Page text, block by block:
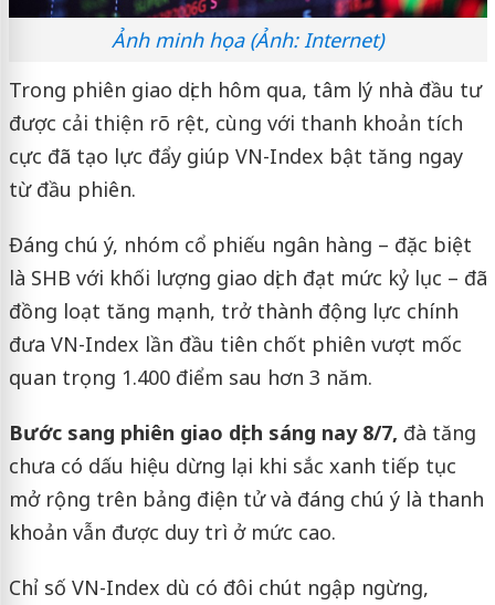
Ảnh minh họa (Ảnh: Internet)
Trong phiên giao dịch hôm qua, tâm lý nhà đầu tư
được cải thiện rõ rệt, cùng với thanh khoản tích
cực đã tạo lực đẩy giúp VN-Index bật tăng ngay
từ đầu phiên.
Đáng chú ý, nhóm cổ phiếu ngân hàng – đặc biệt
là SHB với khối lượng giao dịch đạt mức kỷ lục – đã
đồng loạt tăng mạnh, trở thành động lực chính
đưa VN-Index lần đầu tiên chốt phiên vượt mốc
quan trọng 1.400 điểm sau hơn 3 năm.
Bước sang phiên giao dịch sáng nay 8/7, đà tăng
chưa có dấu hiệu dừng lại khi sắc xanh tiếp tục
mở rộng trên bảng điện tử và đáng chú ý là thanh
khoản vẫn được duy trì ở mức cao.
Chỉ số VN-Index dù có đôi chút ngập ngừng,